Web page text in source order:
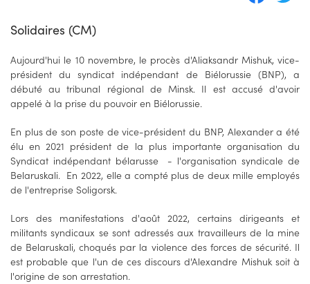
Solidaires (CM)
Aujourd'hui le 10 novembre, le procès d'Aliaksandr Mishuk, vice-
président du syndicat indépendant de Biélorussie (BNP), a
débuté au tribunal régional de Minsk. Il est accusé d'avoir
appelé à la prise du pouvoir en Biélorussie.
En plus de son poste de vice-président du BNP, Alexander a été
élu en 2021 président de la plus importante organisation du
Syndicat indépendant bélarusse - l'organisation syndicale de
Belaruskali. En 2022, elle a compté plus de deux mille employés
de l'entreprise Soligorsk.
Lors des manifestations d'août 2022, certains dirigeants et
militants syndicaux se sont adressés aux travailleurs de la mine
de Belaruskali, choqués par la violence des forces de sécurité. Il
est probable que l'un de ces discours d'Alexandre Mishuk soit à
l'origine de son arrestation.